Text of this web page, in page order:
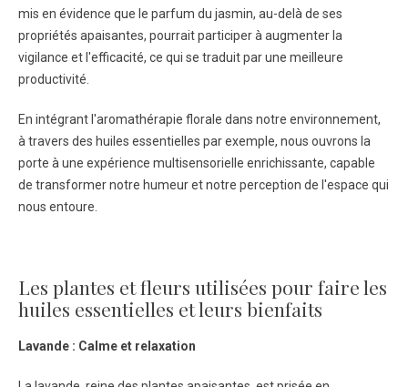
mis en évidence que le parfum du jasmin, au-delà de ses
propriétés apaisantes, pourrait participer à augmenter la
vigilance et l'efficacité, ce qui se traduit par une meilleure
productivité.
En intégrant l'aromathérapie florale dans notre environnement,
à travers des huiles essentielles par exemple, nous ouvrons la
porte à une expérience multisensorielle enrichissante, capable
de transformer notre humeur et notre perception de l'espace qui
nous entoure.
Les plantes et fleurs utilisées pour faire les
huiles essentielles et leurs bienfaits
Lavande : Calme et relaxation